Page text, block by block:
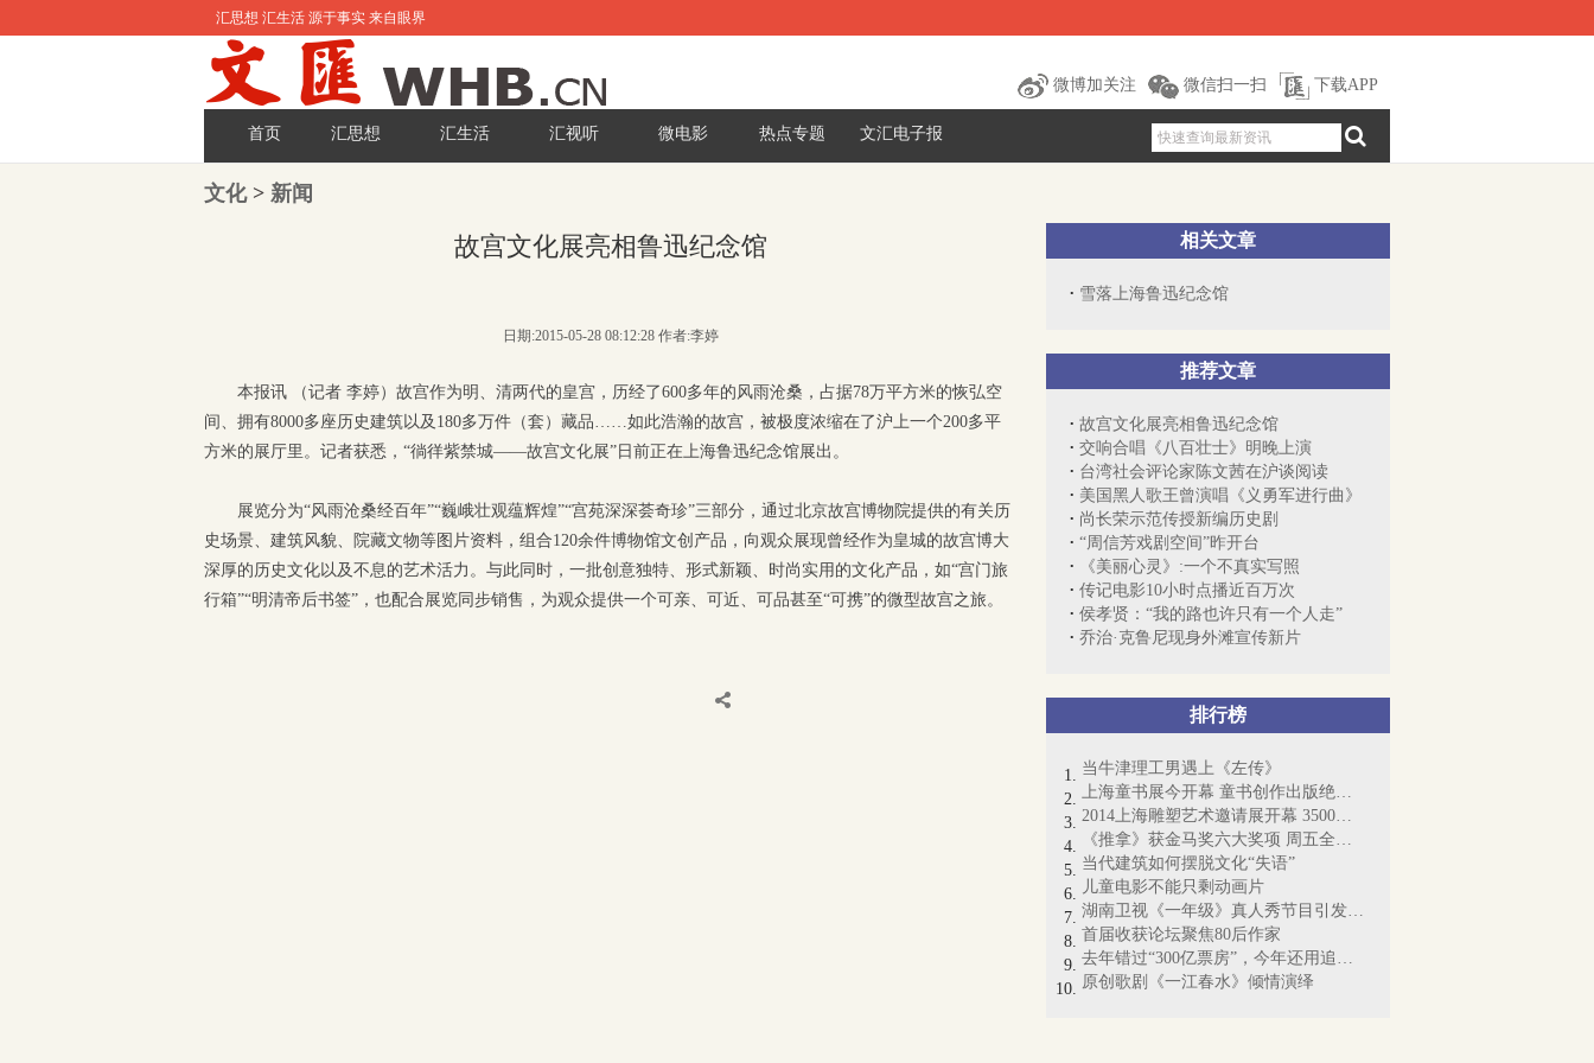
汇思想 汇生活 源于事实 来自眼界
微博加关注 微信扫一扫 下载APP
首页 汇思想 汇生活 汇视听 微电影 热点专题 文汇电子报
文化> 新闻
相关文章
雪落上海鲁迅纪念馆
推荐文章
故宫文化展亮相鲁迅纪念馆
交响合唱《八百壮士》明晚上演
台湾社会评论家陈文茜在沪谈阅读
美国黑人歌王曾演唱《义勇军进行曲》
尚长荣示范传授新编历史剧
“周信芳戏剧空间”昨开台
《美丽心灵》:一个不真实写照
传记电影10小时点播近百万次
侯孝贤：“我的路也许只有一个人走”
乔治·克鲁尼现身外滩宣传新片
排行榜
当牛津理工男遇上《左传》
上海童书展今开幕 童书创作出版绝非“小...
2014上海雕塑艺术邀请展开幕 3500余件城...
《推拿》获金马奖六大奖项 周五全国公映
当代建筑如何摆脱文化“失语”
儿童电影不能只剩动画片
湖南卫视《一年级》真人秀节目引发争议
首届收获论坛聚焦80后作家
去年错过“300亿票房”，今年还用追吗？
原创歌剧《一江春水》倾情演绎
故宫文化展亮相鲁迅纪念馆
日期:2015-05-28 08:12:28 作者:李婷
本报讯 （记者 李婷）故宫作为明、清两代的皇宫，历经了600多年的风雨沧桑，占据78万平方米的恢弘空
间、拥有8000多座历史建筑以及180多万件（套）藏品……如此浩瀚的故宫，被极度浓缩在了沪上一个200多平
方米的展厅里。记者获悉，“徜徉紫禁城——故宫文化展”日前正在上海鲁迅纪念馆展出。
展览分为“风雨沧桑经百年”“巍峨壮观蕴辉煌”“宫苑深深荟奇珍”三部分，通过北京故宫博物院提供的有关历
史场景、建筑风貌、院藏文物等图片资料，组合120余件博物馆文创产品，向观众展现曾经作为皇城的故宫博大
深厚的历史文化以及不息的艺术活力。与此同时，一批创意独特、形式新颖、时尚实用的文化产品，如“宫门旅
行箱”“明清帝后书签”，也配合展览同步销售，为观众提供一个可亲、可近、可品甚至“可携”的微型故宫之旅。